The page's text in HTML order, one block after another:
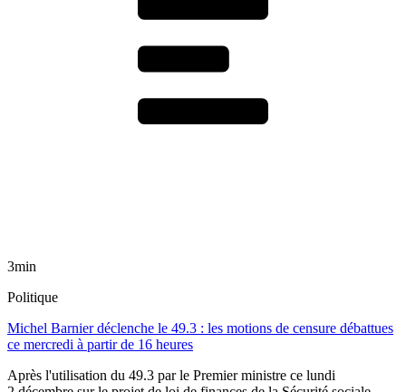
3min
Politique
Michel Barnier déclenche le 49.3 : les motions de censure débattues
ce mercredi à partir de 16 heures
Après l'utilisation du 49.3 par le Premier ministre ce lundi